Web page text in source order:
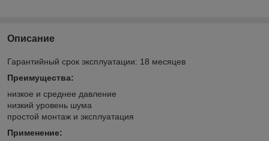
Описание
Гарантийный срок эксплуатации: 18 месяцев
Преимущества:
низкое и среднее давление
низкий уровень шума
простой монтаж и эксплуатация
Применение: